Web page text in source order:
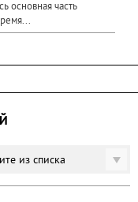
основная часть
из списка